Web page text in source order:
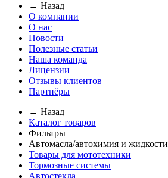
← Назад
О компании
О нас
Новости
Полезные статьи
Наша команда
Лицензии
Отзывы клиентов
Партнёры
← Назад
Каталог товаров
Фильтры
Автомасла/автохимия и жидкости
Товары для мототехники
Тормозные системы
Автостекла